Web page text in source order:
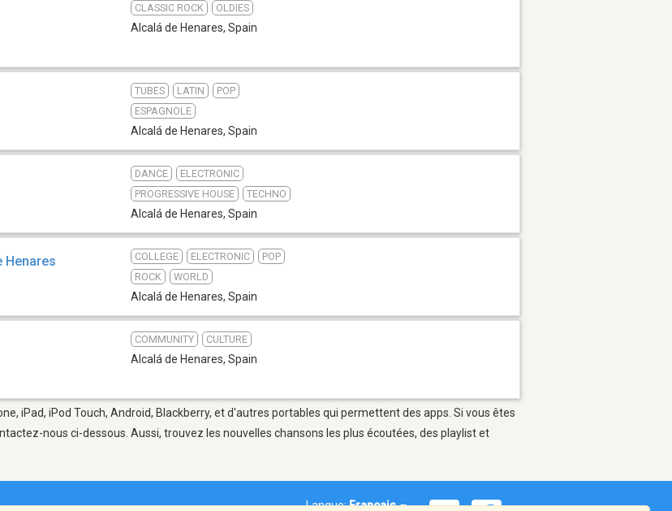
CLASSIC ROCK OLDIES
Alcalá de Henares, Spain
TUBES LATIN
POP
ESPAGNOLE
Alcalá de Henares, Spain
DANCE
ELECTRONIC
PROGRESSIVE HOUSE
TECHNO
Alcalá de Henares, Spain
Henares
COLLEGE ELECTRONIC
POP
ROCK
WORLD
Alcalá de Henares, Spain
COMMUNITY CULTURE
Alcalá de Henares, Spain
iPad, iPod Touch, Android, Blackberry, et d'autres portables qui permettent des apps. Si vous êtes
nous ci-dessous. Aussi, trouvez les nouvelles chansons les plus écoutées, des playlist et
Langue:Français